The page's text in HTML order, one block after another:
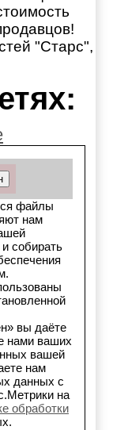
"Старс",
файлы
нам
и собирать
вы даёте
нами ваших
вашей
нам
данных с
на
обработки